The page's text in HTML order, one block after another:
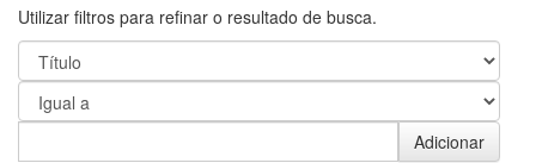
Utilizar filtros para refinar o resultado de busca.